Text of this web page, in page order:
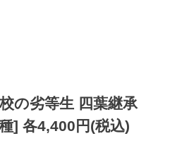
の劣等生 四葉継承
] 各4,400円(税込)